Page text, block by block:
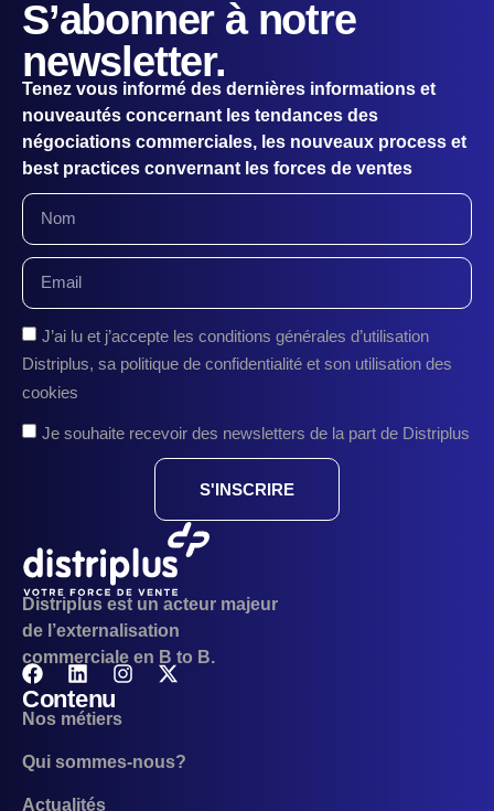
S’abonner à notre
newsletter.
Tenez vous informé des dernières informations et
nouveautés concernant les tendances des
négociations commerciales, les nouveaux process et
best practices convernant les forces de ventes
J’ai lu et j’accepte les conditions générales d’utilisation
Distriplus, sa politique de confidentialité et son utilisation des
cookies
Je souhaite recevoir des newsletters de la part de Distriplus
S'INSCRIRE
Distriplus est un acteur majeur
de l’externalisation
commerciale en B to B.
Contenu
Nos métiers
Qui sommes-nous?
Actualités